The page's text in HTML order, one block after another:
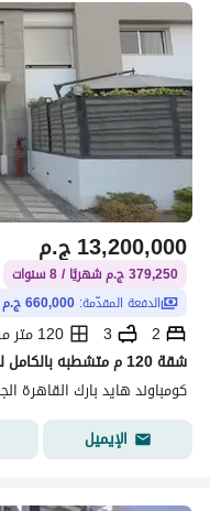
ج.م13,200,000
379,250 ج.م شهريًا / 8 سنوات
الدفعة المقدّمة: 660,000 ج.م
2
3
120 متر مربع
الإيميل